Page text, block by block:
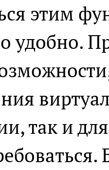
этим
удобно.
так и